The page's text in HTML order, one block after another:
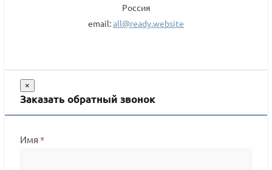
Россия
email:all@ready.website
×
Заказать обратный звонок
Имя *